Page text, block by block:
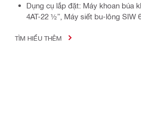
Dụng cụ lắp đặt: Máy khoan búa
4AT-22 ½”, Máy siết bu-lông SIW
TÌM HIỂU THÊM